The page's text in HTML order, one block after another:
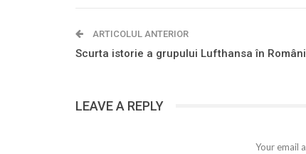
ARTICOLUL ANTERIOR
Scurta istorie a grupului Lufthansa în
LEAVE A REPLY
Your email